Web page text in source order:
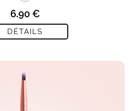
6.90 €
DÉTAILS